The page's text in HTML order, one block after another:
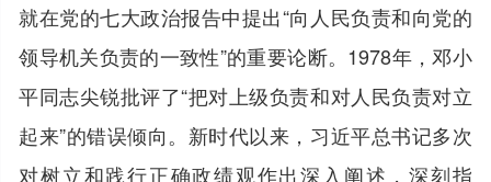
就在党的七大政治报告中提出“向人民负责和向党的
领导机关负责的一致性”的重要论断。1978年，邓小
平同志尖锐批评了“把对上级负责和对人民负责对立
起来”的错误倾向。新时代以来，习近平总书记多次
对树立和践行正确政绩观作出深入阐述，深刻指